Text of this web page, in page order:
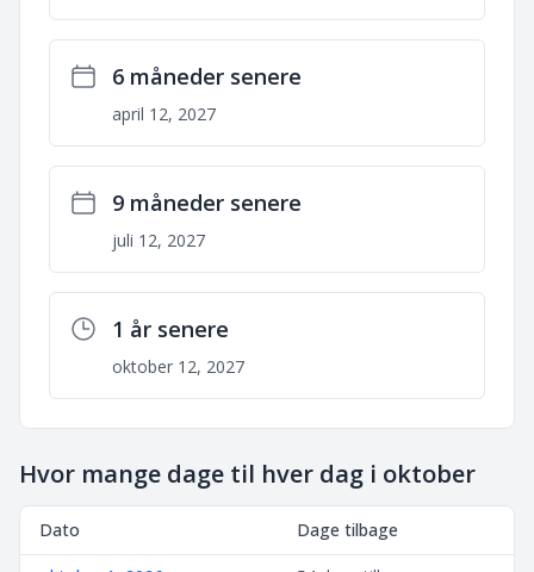
6 måneder senere
april 12, 2027
9 måneder senere
juli 12, 2027
1 år senere
oktober 12, 2027
Hvor mange dage til hver dag i oktober
Dato Dage tilbage